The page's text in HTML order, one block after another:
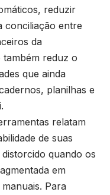
reduzir
conciliação entre
da
também reduz o
que ainda
planilhas e
relatam
de suas
quando os
em
Para